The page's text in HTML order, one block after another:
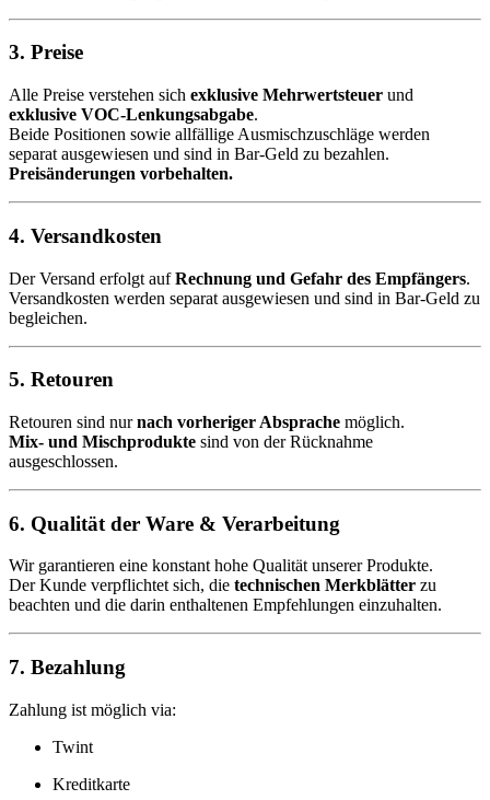
3. Preise
Alle Preise verstehen sich exklusive Mehrwertsteuer und
exklusive VOC-Lenkungsabgabe.
Beide Positionen sowie allfällige Ausmischzuschläge werden
separat ausgewiesen und sind in Bar-Geld zu bezahlen.
Preisänderungen vorbehalten.
4. Versandkosten
Der Versand erfolgt aufRechnung und Gefahr des Empfängers.
Versandkosten werden separat ausgewiesen und sind in Bar-Geld zu
begleichen.
5. Retouren
Retouren sind nurnach vorheriger Absprache möglich.
Mix- und Mischprodukte sind von der Rücknahme
ausgeschlossen.
6. Qualität der Ware & Verarbeitung
Wir garantieren eine konstant hohe Qualität unserer Produkte.
Der Kunde verpflichtet sich, die technischen Merkblätter zu
beachten und die darin enthaltenen Empfehlungen einzuhalten.
7. Bezahlung
Zahlung ist möglich via:
Twint
Kreditkarte